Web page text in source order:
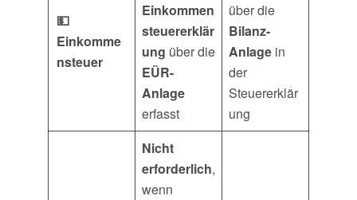
💵
Einkomme
nsteuer
Einkommen
steuererklär
ung über die
EÜR-
Anlage
erfasst
über die
Bilanz-
Anlage in
der
Steuererklär
ung
Nicht
erforderlich,
wenn